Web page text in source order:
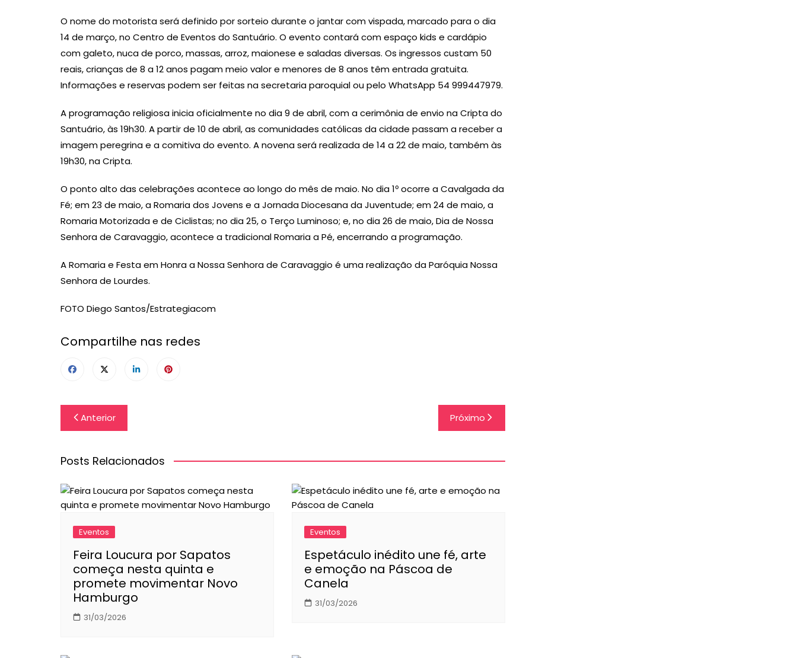
O nome do motorista será definido por sorteio durante o jantar com vispada, marcado para o dia
14 de março, no Centro de Eventos do Santuário. O evento contará com espaço kids e cardápio
com galeto, nuca de porco, massas, arroz, maionese e saladas diversas. Os ingressos custam 50
reais, crianças de 8 a 12 anos pagam meio valor e menores de 8 anos têm entrada gratuita.
Informações e reservas podem ser feitas na secretaria paroquial ou pelo WhatsApp 54 999447979.
A programação religiosa inicia oficialmente no dia 9 de abril, com a cerimônia de envio na Cripta do
Santuário, às 19h30. A partir de 10 de abril, as comunidades católicas da cidade passam a receber a
imagem peregrina e a comitiva do evento. A novena será realizada de 14 a 22 de maio, também às
19h30, na Cripta.
O ponto alto das celebrações acontece ao longo do mês de maio. No dia 1º ocorre a Cavalgada da
Fé; em 23 de maio, a Romaria dos Jovens e a Jornada Diocesana da Juventude; em 24 de maio, a
Romaria Motorizada e de Ciclistas; no dia 25, o Terço Luminoso; e, no dia 26 de maio, Dia de Nossa
Senhora de Caravaggio, acontece a tradicional Romaria a Pé, encerrando a programação.
A Romaria e Festa em Honra a Nossa Senhora de Caravaggio é uma realização da Paróquia Nossa
Senhora de Lourdes.
FOTO Diego Santos/Estrategiacom
Compartilhe nas redes
Navegação
de
Post
Anterior Próximo
Posts Relacionados
Eventos
Feira Loucura por Sapatos
começa nesta quinta e
promete movimentar Novo
Hamburgo
31/03/2026
Eventos
Espetáculo inédito une fé, arte
e emoção na Páscoa de
Canela
31/03/2026